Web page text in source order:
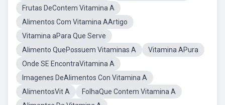
Frutas DeContem Vitamina A
Alimentos Com Vitamina AArtigo
Vitamina aPara Que Serve
Alimento QuePossuem Vitaminas A
Vitamina APura
Onde SE EncontraVitamina A
Imagenes DeAlimentos Con Vitamina A
AlimentosVit A
FolhaQue Contem Vitamina A